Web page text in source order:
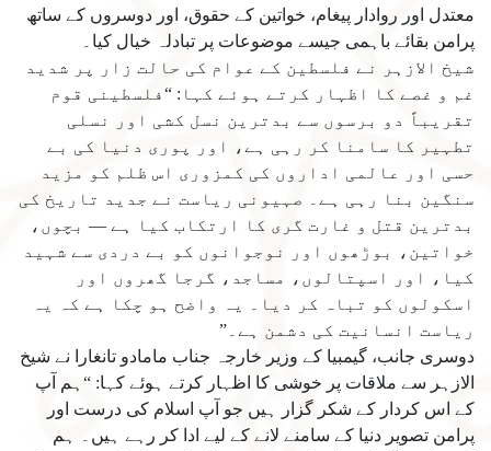
معتدل اور روادار پیغام، خواتین کے حقوق، اور دوسروں کے ساتھ
پرامن بقائے باہمی جیسے موضوعات پر تبادلہ خیال کیا۔
شیخ الازہر نے فلسطین کے عوام کی حالت زار پر شدید
غم و غصے کا اظہار کرتے ہوئے کہا: “فلسطینی قوم
تقریباً دو برسوں سے بدترین نسل کشی اور نسلی
تطہیر کا سامنا کر رہی ہے، اور پوری دنیا کی بے
حسی اور عالمی اداروں کی کمزوری اس ظلم کو مزید
سنگین بنا رہی ہے۔ صہیونی ریاست نے جدید تاریخ کی
بدترین قتل و غارت گری کا ارتکاب کیا ہے — بچوں،
خواتین، بوڑھوں اور نوجوانوں کو بے دردی سے شہید
کیا، اور اسپتالوں، مساجد، گرجا گھروں اور
اسکولوں کو تباہ کر دیا۔ یہ واضح ہو چکا ہے کہ یہ
ریاست انسانیت کی دشمن ہے۔”
دوسری جانب، گیمبیا کے وزیر خارجہ جناب مامادو تانغارا نے شیخ
الازہر سے ملاقات پر خوشی کا اظہار کرتے ہوئے کہا: “ہم آپ
کے اس کردار کے شکر گزار ہیں جو آپ اسلام کی درست اور
پرامن تصویر دنیا کے سامنے لانے کے لیے ادا کر رہے ہیں۔ ہم